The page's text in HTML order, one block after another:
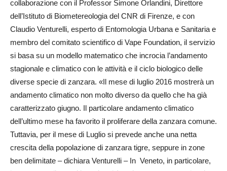
collaborazione con il Professor Simone Orlan­dini, Direttore
dell’Istituto di Biome­tereologia del CNR di Firenze, e con
Claudio Venturelli, esperto di Entomologia Urbana e Sanitaria e
membro del comitato scientifico di Vape Foundation, il servizio
si basa su un modello matematico che incrocia l’andamento
stagionale e climatico con le attività e il ciclo biologico delle
diverse specie di zanzara. «Il mese di luglio 2016 mostrerà un
andamento climatico non molto diverso da quello che ha già
caratterizzato giugno. Il particolare andamento climatico
dell’ultimo mese ha favorito il proliferare della zanzara comune.
Tuttavia, per il mese di Luglio si prevede anche una netta
crescita della popolazione di zanzara tigre, seppure in zone
ben delimitate – dichiara Venturelli – In Veneto, in particolare,